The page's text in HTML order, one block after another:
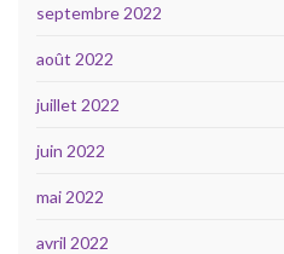
septembre 2022
août 2022
juillet 2022
juin 2022
mai 2022
avril 2022